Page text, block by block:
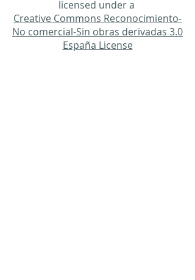
licensed under a
Creative Commons Reconocimiento-
No comercial-Sin obras derivadas 3.0
España License